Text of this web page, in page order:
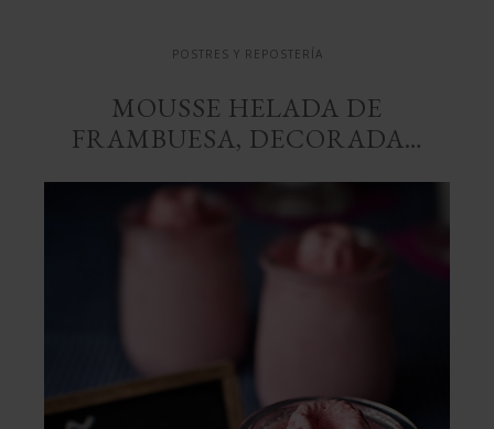
POSTRES Y REPOSTERÍA
MOUSSE HELADA DE
FRAMBUESA, DECORADA…